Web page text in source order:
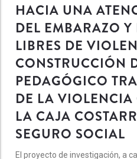
HACIA UNA
DEL EMBARAZO Y
LIBRES DE
CONSTRUCCIÓN
PEDAGÓGICO
DE LA VIOLENCIA
LA CAJA
SEGURO SOCIAL
El proyecto de investigación, a